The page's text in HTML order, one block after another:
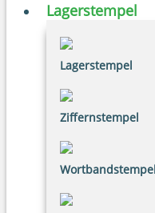
Lagerstempel
Lagerstempel
Ziffernstempel
Wortbandstempel